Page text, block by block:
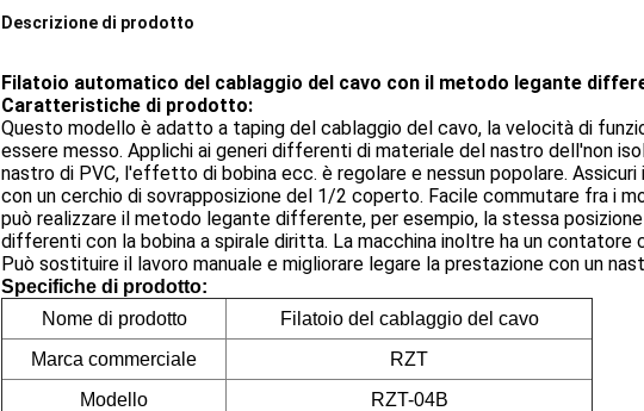
Descrizione di prodotto
Filatoio automatico del cablaggio del cavo con il metodo legante
Caratteristiche di prodotto:
Questo modello è adatto a taping del cablaggio del cavo, la velocità di
essere messo. Applichi ai generi differenti di materiale del nastro dell'non
nastro di PVC, l'effetto di bobina ecc. è regolare e nessun popolare.
con un cerchio di sovrapposizione del 1/2 coperto. Facile commutare fra i
può realizzare il metodo legante differente, per esempio, la stessa
differenti con la bobina a spirale diritta. La macchina inoltre ha un contatore
Può sostituire il lavoro manuale e migliorare legare la prestazione con un
Specifiche di prodotto:
Nome di prodotto
Filatoio del cablaggio del cavo
Marca commerciale
RZT
Modello
RZT-04B